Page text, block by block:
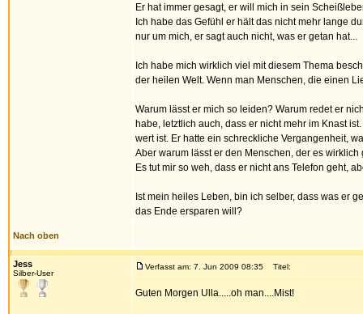
Er hat immer gesagt, er will mich in sein
Ich habe das Gefühl er hält das nicht mehr lange
nur um mich, er sagt auch nicht, was er getan hat...
Ich habe mich wirklich viel mit diesem Thema
der heilen Welt. Wenn man Menschen, die einen
Warum lässt er mich so leiden? Warum redet er
habe, letztlich auch, dass er nicht mehr im Knast
wert ist. Er hatte ein schreckliche Vergangenheit,
Aber warum lässt er den Menschen, der es
Es tut mir so weh, dass er nicht ans Telefon geht,
Ist mein heiles Leben, bin ich selber, dass was er
das Ende ersparen will?
Nach oben
Jess
Silber-User
Verfasst am: 7. Jun 2009 08:35 Titel:
Guten Morgen Ulla.....oh man....Mist!